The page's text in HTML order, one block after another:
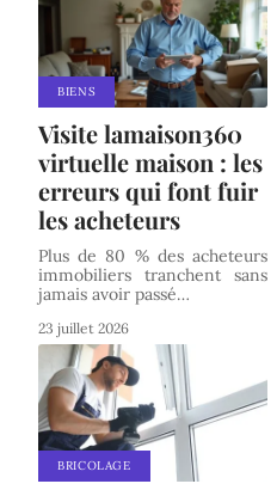
BIENS
Visite lamaison360
virtuelle maison : les
erreurs qui font fuir
les acheteurs
Plus de 80 % des acheteurs
immobiliers tranchent sans
jamais avoir passé…
23 juillet 2026
BRICOLAGE